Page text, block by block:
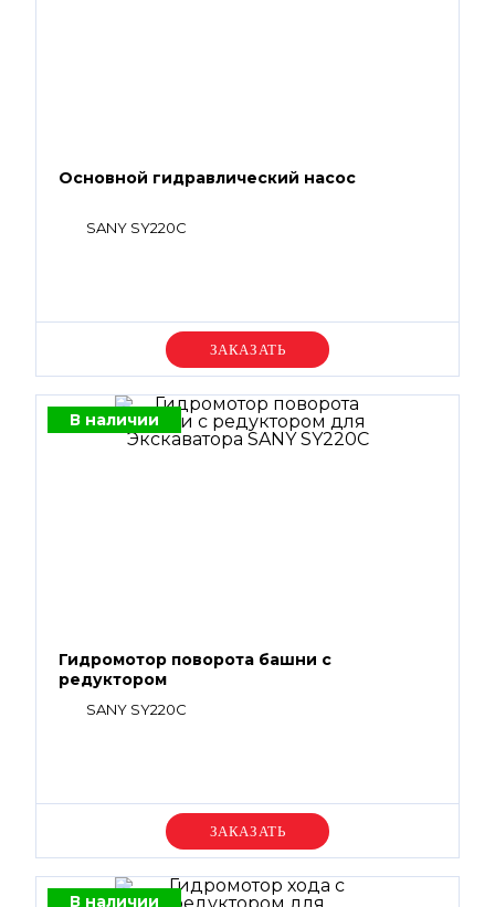
Основной гидравлический насос
SANY SY220C
Уточняйте цену
В наличии
Гидромотор поворота башни с
редуктором
SANY SY220C
Уточняйте цену
В наличии